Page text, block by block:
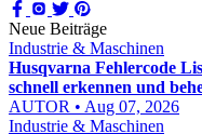
Neue Beiträge
Industrie & Maschinen
Husqvarna Fehlercode
schnell erkennen und
AUTOR • Aug 07, 2026
Industrie & Maschinen